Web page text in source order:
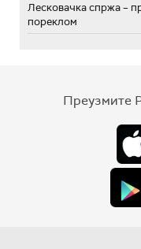
Лесковачка спржа –
пореклом
Преузмите